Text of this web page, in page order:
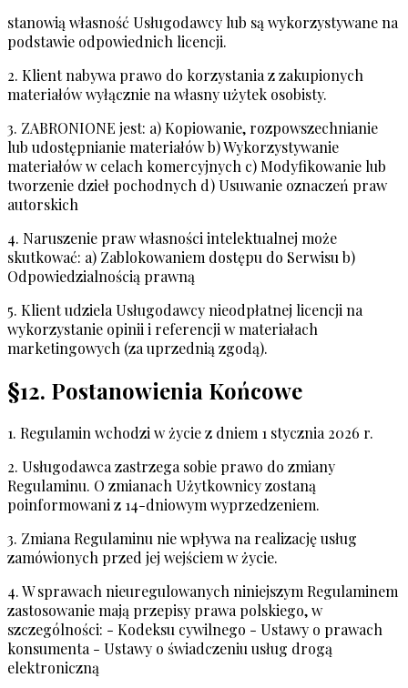
stanowią własność Usługodawcy lub są wykorzystywane na
podstawie odpowiednich licencji.
2. Klient nabywa prawo do korzystania z zakupionych
materiałów wyłącznie na własny użytek osobisty.
3. ZABRONIONE jest: a) Kopiowanie, rozpowszechnianie
lub udostępnianie materiałów b) Wykorzystywanie
materiałów w celach komercyjnych c) Modyfikowanie lub
tworzenie dzieł pochodnych d) Usuwanie oznaczeń praw
autorskich
4. Naruszenie praw własności intelektualnej może
skutkować: a) Zablokowaniem dostępu do Serwisu b)
Odpowiedzialnością prawną
5. Klient udziela Usługodawcy nieodpłatnej licencji na
wykorzystanie opinii i referencji w materiałach
marketingowych (za uprzednią zgodą).
§12. Postanowienia Końcowe
1. Regulamin wchodzi w życie z dniem 1 stycznia 2026 r.
2. Usługodawca zastrzega sobie prawo do zmiany
Regulaminu. O zmianach Użytkownicy zostaną
poinformowani z 14-dniowym wyprzedzeniem.
3. Zmiana Regulaminu nie wpływa na realizację usług
zamówionych przed jej wejściem w życie.
4. W sprawach nieuregulowanych niniejszym Regulaminem
zastosowanie mają przepisy prawa polskiego, w
szczególności: - Kodeksu cywilnego - Ustawy o prawach
konsumenta - Ustawy o świadczeniu usług drogą
elektroniczną